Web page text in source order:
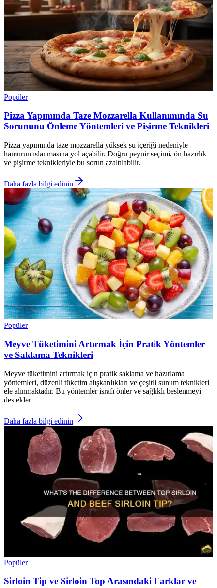
Popüler
Pizza Yapımında Taze Mozzarella Kullanımında Su
Sorununu Önleme Yöntemleri ve Pişirme Teknikleri
Pizza yapımında taze mozzarella yüksek su içeriği nedeniyle
hamurun ıslanmasına yol açabilir. Doğru peynir seçimi, ön hazırlık
ve pişirme teknikleriyle bu sorun azaltılabilir.
Daha fazla bilgi edinin
Popüler
Meyve Tüketimini Artırmak İçin Pratik Yöntemler
ve Saklama Teknikleri
Meyve tüketimini artırmak için pratik saklama ve hazırlama
yöntemleri, düzenli tüketim alışkanlıkları ve çeşitli sunum teknikleri
ele alınmaktadır. Bu yöntemler israfı önler ve sağlıklı beslenmeyi
destekler.
Daha fazla bilgi edinin
Popüler
Sirloin Tip ve Sirloin Top Arasındaki Farklar ve